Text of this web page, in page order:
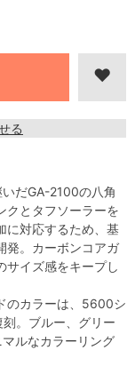
る
だGA-2100の八角
クとタフソーラーを
に対応するため、基
発。カーボンコアガ
サイズ感をキープし
のカラーは、5600シ
刻。ブルー、グリー
ルなカラーリング